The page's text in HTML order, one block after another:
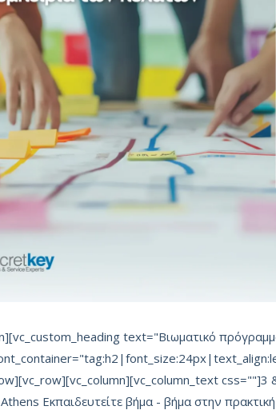
text="Βιωματικό
css=""]3
Εκπαιδευτείτε βήμα - βήμα στην